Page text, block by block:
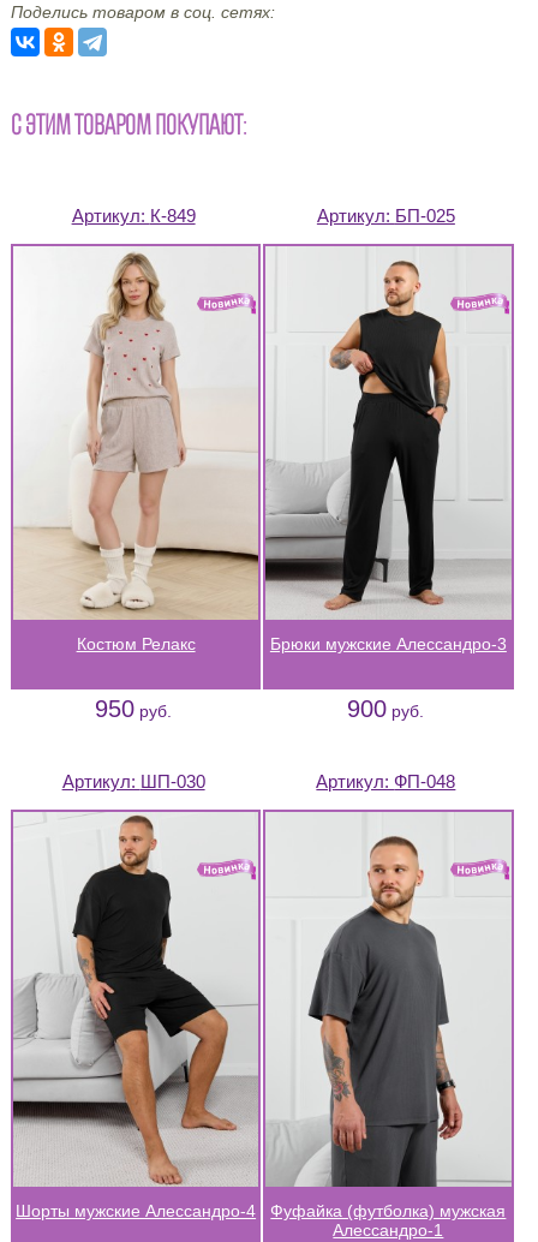
Поделись товаром в соц. сетях:
С ЭТИМ ТОВАРОМ ПОКУПАЮТ:
Артикул: К-849
Костюм Релакс
950 руб.
Артикул: БП-025
Брюки мужские Алессандро-3
900 руб.
Артикул: ШП-030
Шорты мужские Алессандро-4
Артикул:ФП-048
Фуфайка (футболка) мужская
Алессандро-1